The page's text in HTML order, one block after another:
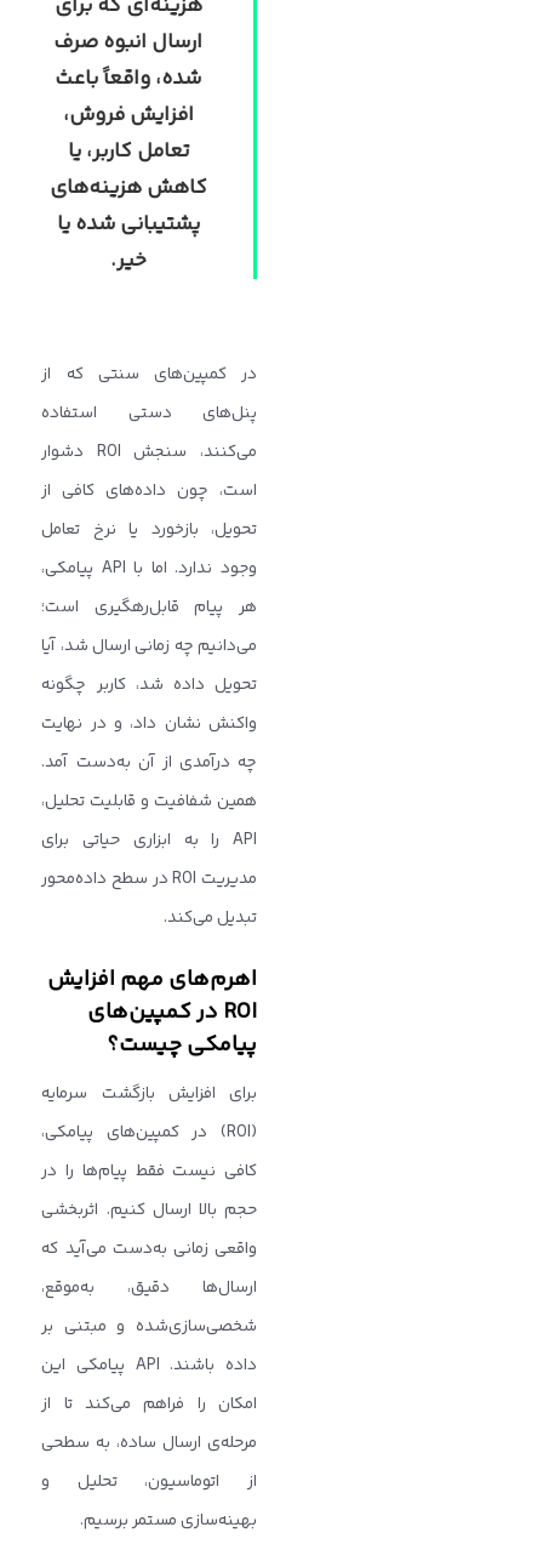
هزینه‌ای که برای
ارسال انبوه صرف
شده، واقعاً باعث
افزایش فروش،
تعامل کاربر، یا
کاهش هزینه‌های
پشتیبانی شده یا
خیر.
در کمپین‌های سنتی که از
پنل‌های دستی استفاده
می‌کنند، سنجش ROI دشوار
است، چون داده‌های کافی از
تحویل، بازخورد یا نرخ تعامل
وجود ندارد. اما با API پیامکی،
هر پیام قابل‌رهگیری است؛
می‌دانیم چه زمانی ارسال شد، آیا
تحویل داده شد، کاربر چگونه
واکنش نشان داد، و در نهایت
چه درآمدی از آن به‌دست آمد.
همین شفافیت و قابلیت تحلیل،
API را به ابزاری حیاتی برای
مدیریت ROI در سطح داده‌محور
تبدیل می‌کند.
اهرم‌های مهم افزایش
ROI در کمپین‌های
پیامکی چیست؟
برای افزایش بازگشت سرمایه
(ROI) در کمپین‌های پیامکی،
کافی نیست فقط پیام‌ها را در
حجم بالا ارسال کنیم. اثربخشی
واقعی زمانی به‌دست می‌آید که
ارسال‌ها دقیق، به‌موقع،
شخصی‌سازی‌شده و مبتنی بر
داده باشند. API پیامکی این
امکان را فراهم می‌کند تا از
مرحله‌ی ارسال ساده، به سطحی
از اتوماسیون، تحلیل و
بهینه‌سازی مستمر برسیم.